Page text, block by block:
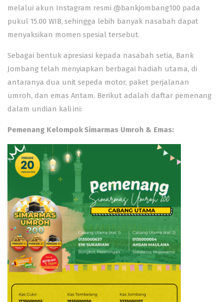
melalui akun Instagram resmi @bankjombang100 pada
pukul 15.00 WIB, sehingga lebih banyak nasabah dapat
menyaksikan momen spesial tersebut.
Sebagai bentuk apresiasi kepada nasabah setia, Bank
Jombang telah menyiapkan berbagai hadiah utama, di
antaranya dua unit sepeda motor, paket perjalanan
umroh, dan emas Antam. Berikut adalah daftar pemenang
dalam undian kali ini:
Pemenang Kelompok Simarmas Umroh & Emas: